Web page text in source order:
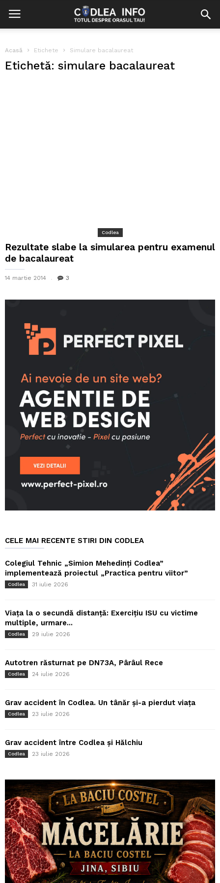
Acasă Etichete Simulare bacalaureat
Etichetă: simulare bacalaureat
Codlea
Rezultate slabe la simularea pentru examenul
de bacalaureat
14 martie 2014 3
CELE MAI RECENTE STIRI DIN CODLEA
Colegiul Tehnic „Simion Mehedinți Codlea”
implementează proiectul „Practica pentru viitor”
Codlea 31 iulie 2026
Viața la o secundă distanță: Exercițiu ISU cu victime
multiple, urmare...
Codlea 29 iulie 2026
Autotren răsturnat pe DN73A, Pârâul Rece
Codlea 24 iulie 2026
Grav accident în Codlea. Un tânăr și-a pierdut viața
Codlea 23 iulie 2026
Grav accident între Codlea și Hălchiu
Codlea 23 iulie 2026